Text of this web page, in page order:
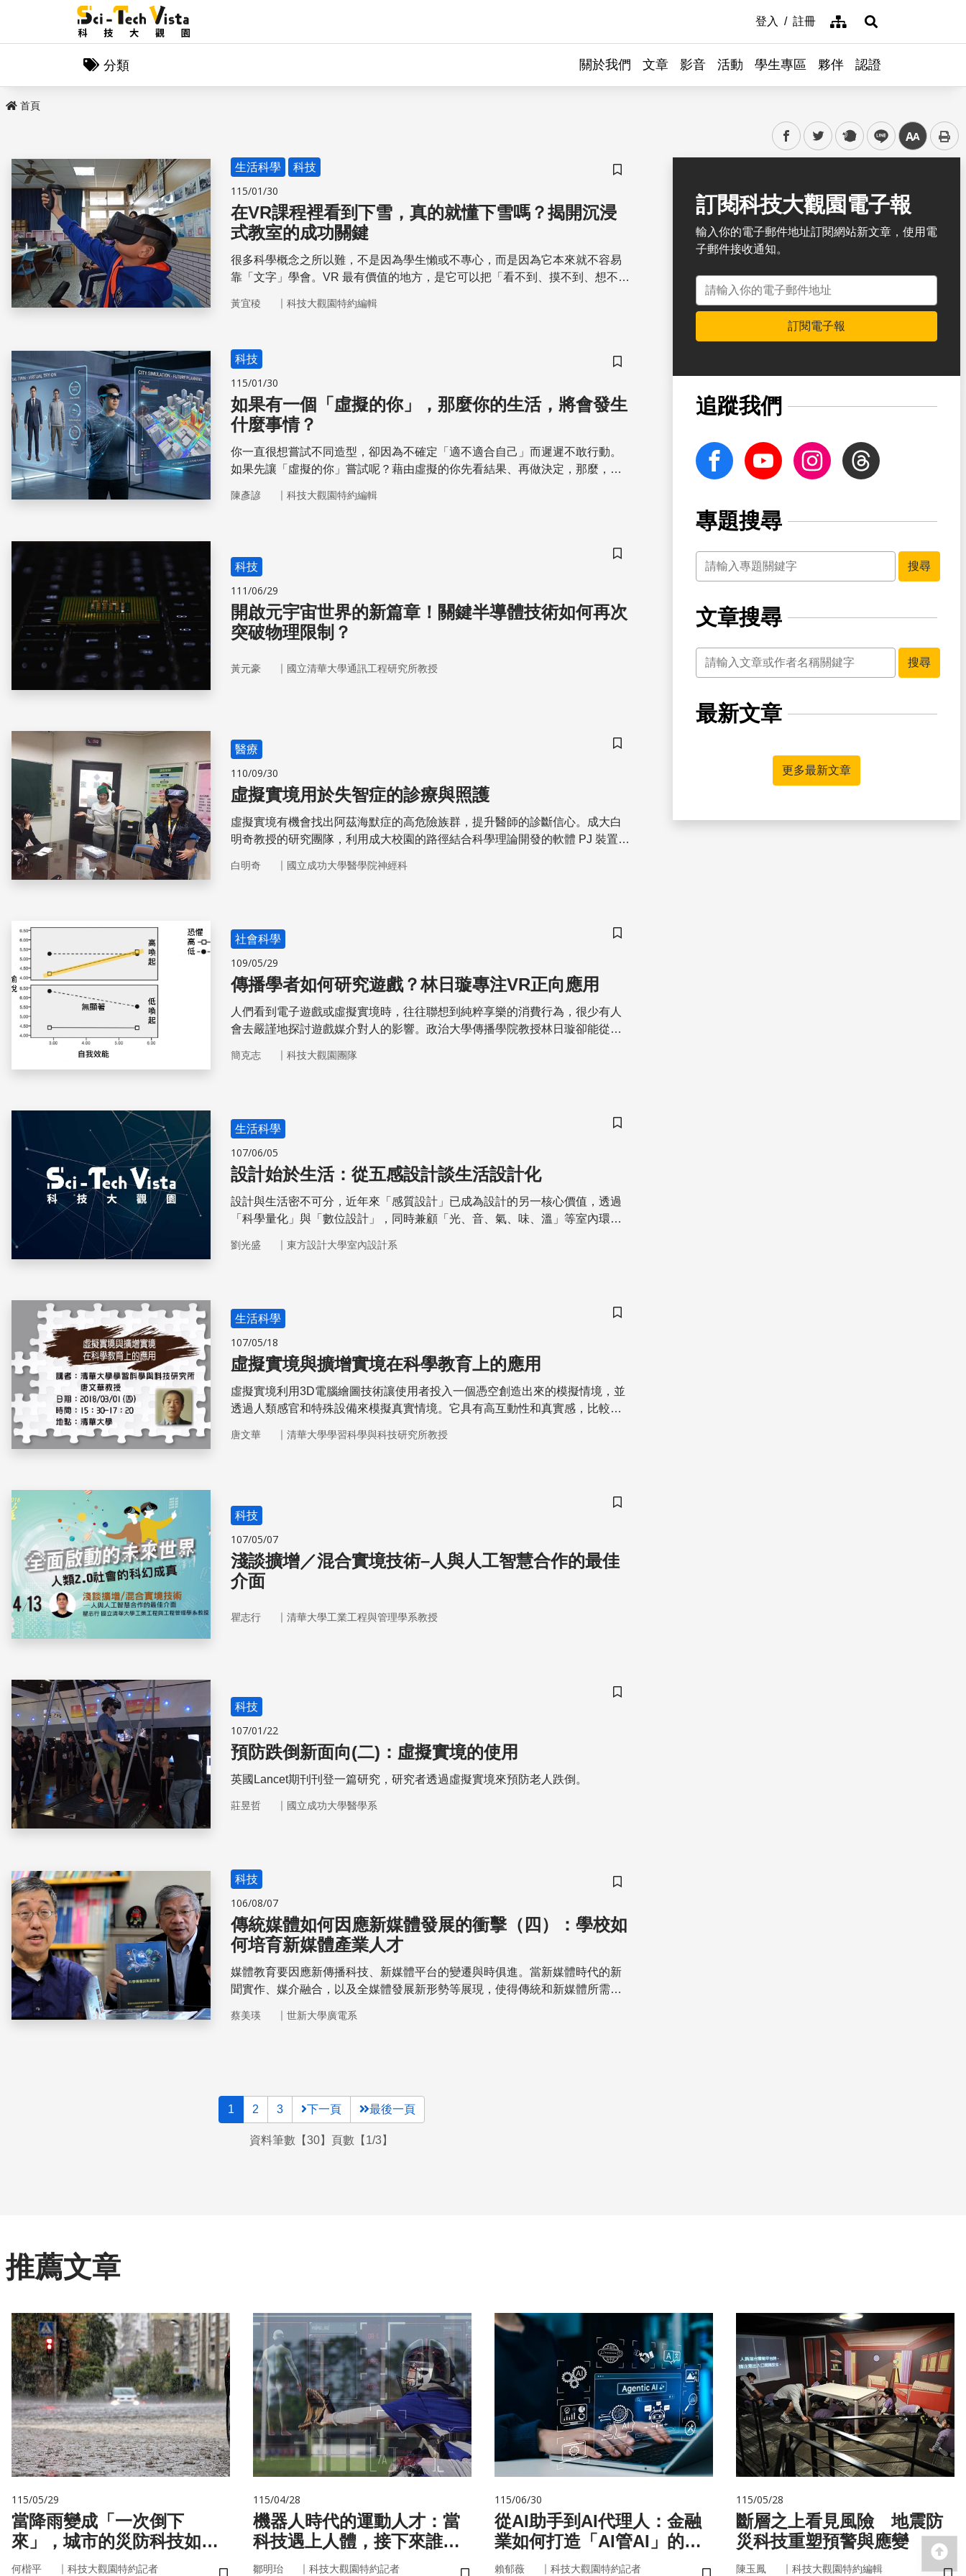
登入 註冊 網站導覽展開搜尋
分類 關於我們 文章 影音 活動 學生專區 夥伴 認證
首頁
facebooktwitter plurk line 中
儲存書籤
生活科學 科技
115/01/30
在VR課程裡看到下雪，真的就懂下雪嗎？揭開沉浸
式教室的成功關鍵
很多科學概念之所以難，不是因為學生懶或不專心，而是因為它本來就不容易
靠「文字」學會。VR 最有價值的地方，是它可以把「看不到、摸不到、想不
黃宜稜 ｜ 科技大觀園特約編輯
儲存書籤
科技
115/01/30
如果有一個「虛擬的你」，那麼你的生活，將會發生
什麼事情？
你一直很想嘗試不同造型，卻因為不確定「適不適合自己」而遲遲不敢行動。
如果先讓「虛擬的你」嘗試呢？藉由虛擬的你先看結果、再做決定，那麼，任
陳彥諺 ｜ 科技大觀園特約編輯
儲存書籤
科技
111/06/29
開啟元宇宙世界的新篇章！關鍵半導體技術如何再次
突破物理限制？
黃元豪 ｜ 國立清華大學通訊工程研究所教授
儲存書籤
醫療
110/09/30
虛擬實境用於失智症的診療與照護
虛擬實境有機會找出阿茲海默症的高危險族群，提升醫師的診斷信心。成大白
明奇教授的研究團隊，利用成大校園的路徑結合科學理論開發的軟體 PJ 裝置
的發生與否相當吻合，也可有效區分不同程度的認知障礙者。未來除了可以做
白明奇 ｜ 國立成功大學醫學院神經科
儲存書籤
社會科學
109/05/29
傳播學者如何研究遊戲？林日璇專注VR正向應用
人們看到電子遊戲或虛擬實境時，往往聯想到純粹享樂的消費行為，很少有人
會去嚴謹地探討遊戲媒介對人的影響。政治大學傳播學院教授林日璇卻能從遊
滿研究熱忱，獲得108年度科技部傑出研究獎的肯定。
簡克志 ｜ 科技大觀園團隊
儲存書籤
生活科學
107/06/05
設計始於生活：從五感設計談生活設計化
設計與生活密不可分，近年來「感質設計」已成為設計的另一核心價值，透過
「科學量化」與「數位設計」，同時兼顧「光、音、氣、味、溫」等室內環境
劉光盛 ｜ 東方設計大學室內設計系
儲存書籤
生活科學
107/05/18
虛擬實境與擴增實境在科學教育上的應用
虛擬實境利用3D電腦繪圖技術讓使用者投入一個憑空創造出來的模擬情境，並
透過人類感官和特殊設備來模擬真實情境。它具有高互動性和真實感，比較容
唐文華 ｜ 清華大學學習科學與科技研究所教授
儲存書籤
科技
107/05/07
淺談擴增／混合實境技術–人與人工智慧合作的最佳
介面
瞿志行 ｜ 清華大學工業工程與管理學系教授
儲存書籤
科技
107/01/22
預防跌倒新面向(二)：虛擬實境的使用
英國Lancet期刊刊登一篇研究，研究者透過虛擬實境來預防老人跌倒。
莊昱哲 ｜ 國立成功大學醫學系
儲存書籤
科技
106/08/07
傳統媒體如何因應新媒體發展的衝擊（四）：學校如
何培育新媒體產業人才
媒體教育要因應新傳播科技、新媒體平台的變遷與時俱進。當新媒體時代的新
聞實作、媒介融合，以及全媒體發展新形勢等展現，使得傳統和新媒體所需之
中去學習新的技能等。而學校的媒體教育則更是面對一個轉捩點，要為因應新
蔡美瑛 ｜ 世新大學廣電系
1 2 3 下一頁 最後一頁
資料筆數【30】頁數【1/3】
訂閱科技大觀園電子報
輸入你的電子郵件地址訂閱網站新文章，使用電
子郵件接收通知。
電子郵件地址
訂閱電子報
追蹤我們
facebook Youtube InstagramThreads
專題搜尋
關鍵字
搜尋
文章搜尋
關鍵字
搜尋
最新文章
更多最新文章
推薦文章
115/05/29
當降雨變成「一次倒下
來」，城市的災防科技如何
即時應變？
何楷平 ｜ 科技大觀園特約記者
115/04/28
機器人時代的運動人才：當
科技遇上人體，接下來誰來
接手？
鄒明珆 ｜ 科技大觀園特約記者
115/06/30
從AI助手到AI代理人：金融
業如何打造「AI管AI」的新
治理模式？
賴郁薇 ｜ 科技大觀園特約記者
115/05/28
斷層之上看見風險 地震防
災科技重塑預警與應變
陳玉鳳 ｜ 科技大觀園特約編輯